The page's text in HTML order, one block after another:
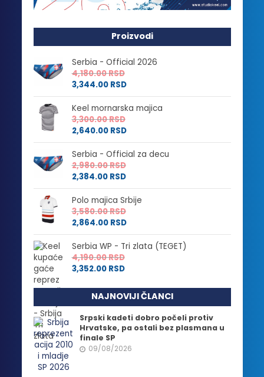
Proizvodi
Serbia - Official 2026
4,180.00RSD
3,344.00 RSD
Keel mornarska majica
3,300.00RSD
2,640.00 RSD
Serbia - Official za decu
2,980.00RSD
2,384.00 RSD
Polo majica Srbije
3,580.00RSD
2,864.00 RSD
Serbia WP - Tri zlata (TEGET)
4,190.00RSD
3,352.00 RSD
NAJNOVIJI ČLANCI
Srpski kadeti dobro počeli protiv
Hrvatske, pa ostali bez plasmana u
finale SP
09/08/2026